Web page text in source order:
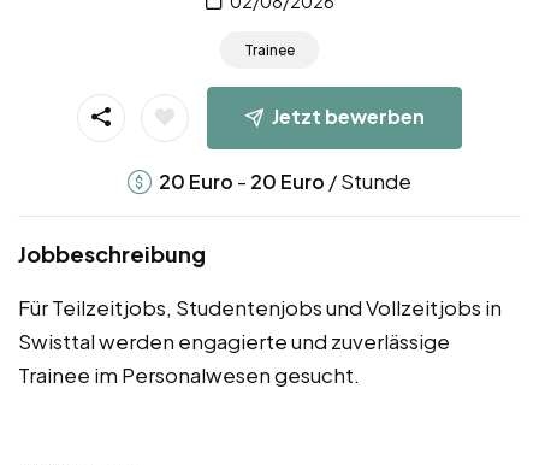
Trainee
Jetzt bewerben
20 Euro - 20 Euro / Stunde
Jobbeschreibung
Für Teilzeitjobs, Studentenjobs und Vollzeitjobs in
Swisttal werden engagierte und zuverlässige
Trainee im Personalwesen gesucht.